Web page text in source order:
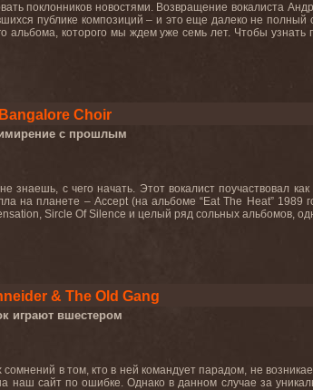
поклонников новостями. Возвращение вокалиста
публике композиций – и это еще далеко не полный
альбома, которого мы ждем уже семь лет. Чтобы узнать
Bangalore Choir
с прошлым
с чего начать. Этот вокалист поучаствовал
на планете – Accept (на альбоме “Eat The Heat” 1989
Sircle Of Silence и целый ряд сольных альбомов,
& The Old Gang
играют вшестером
в том, кто в ней командует парадом, не
наш сайт по ошибке. Однако в данном случае за